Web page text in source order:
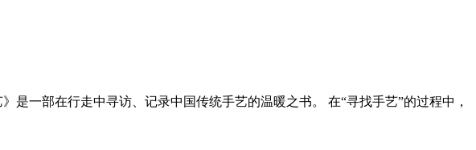
一部在行走中寻访、记录中国传统手艺的温暖之书。 在“寻找手艺”的过程中，